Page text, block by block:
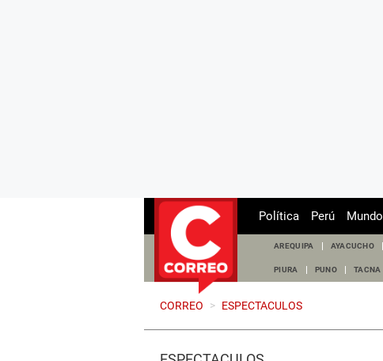
Política Perú Mundo
AREQUIPA AYACUCHO
PIURA PUNO TACNA
CORREO > ESPECTACULOS